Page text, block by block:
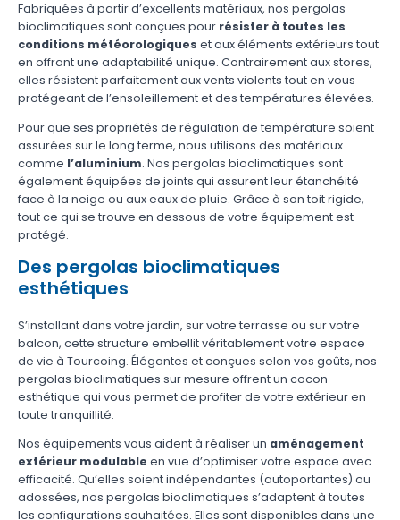
Fabriquées à partir d’excellents matériaux, nos pergolas
bioclimatiques sont conçues pour résister à toutes les
conditions météorologiques et aux éléments extérieurs tout
en offrant une adaptabilité unique. Contrairement aux stores,
elles résistent parfaitement aux vents violents tout en vous
protégeant de l’ensoleillement et des températures élevées.
Pour que ses propriétés de régulation de température soient
assurées sur le long terme, nous utilisons des matériaux
comme l’aluminium. Nos pergolas bioclimatiques sont
également équipées de joints qui assurent leur étanchéité
face à la neige ou aux eaux de pluie. Grâce à son toit rigide,
tout ce qui se trouve en dessous de votre équipement est
protégé.
Des pergolas bioclimatiques
esthétiques
S’installant dans votre jardin, sur votre terrasse ou sur votre
balcon, cette structure embellit véritablement votre espace
de vie à Tourcoing. Élégantes et conçues selon vos goûts, nos
pergolas bioclimatiques sur mesure offrent un cocon
esthétique qui vous permet de profiter de votre extérieur en
toute tranquillité.
Nos équipements vous aident à réaliser un aménagement
extérieur modulable en vue d’optimiser votre espace avec
efficacité. Qu’elles soient indépendantes (autoportantes) ou
adossées, nos pergolas bioclimatiques s’adaptent à toutes
les configurations souhaitées. Elles sont disponibles dans une